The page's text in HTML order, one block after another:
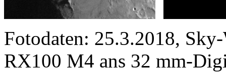
Fotodaten: 25.3.2018,
RX100 M4 ans 32 mm-